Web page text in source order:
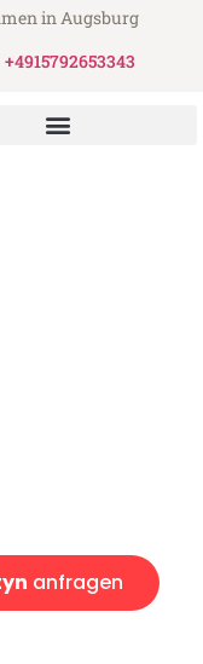
in Augsburg
+4915792653343
anfragen